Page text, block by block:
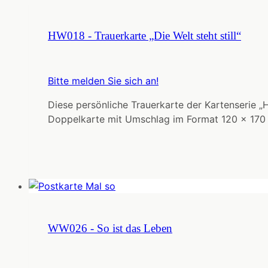
HW018 - Trauerkarte „Die Welt steht still“
Bitte melden Sie sich an!
Diese persönliche Trauerkarte der Kartenserie
Doppelkarte mit Umschlag im Format 120 x 170
WW026 - So ist das Leben